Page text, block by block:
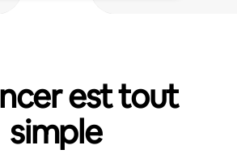
est tout
simple